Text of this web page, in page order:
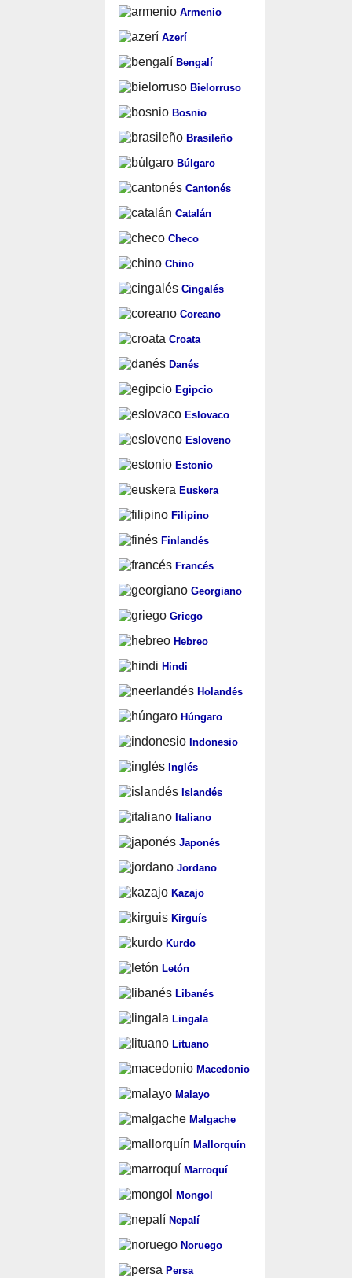
Armenio
Azerí
Bengalí
Bielorruso
Bosnio
Brasileño
Búlgaro
Cantonés
Catalán
Checo
Chino
Cingalés
Coreano
Croata
Danés
Egipcio
Eslovaco
Esloveno
Estonio
Euskera
Filipino
Finlandés
Francés
Georgiano
Griego
Hebreo
Hindi
Holandés
Húngaro
Indonesio
Inglés
Islandés
Italiano
Japonés
Jordano
Kazajo
Kirguís
Kurdo
Letón
Libanés
Lingala
Lituano
Macedonio
Malayo
Malgache
Mallorquín
Marroquí
Mongol
Nepalí
Noruego
Persa